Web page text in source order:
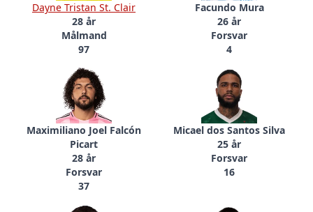
Dayne Tristan St. Clair
28 år
Målmand
97
Facundo Mura
26 år
Forsvar
4
Maximiliano Joel Falcón
Picart
28 år
Forsvar
37
Micael dos Santos Silva
25 år
Forsvar
16